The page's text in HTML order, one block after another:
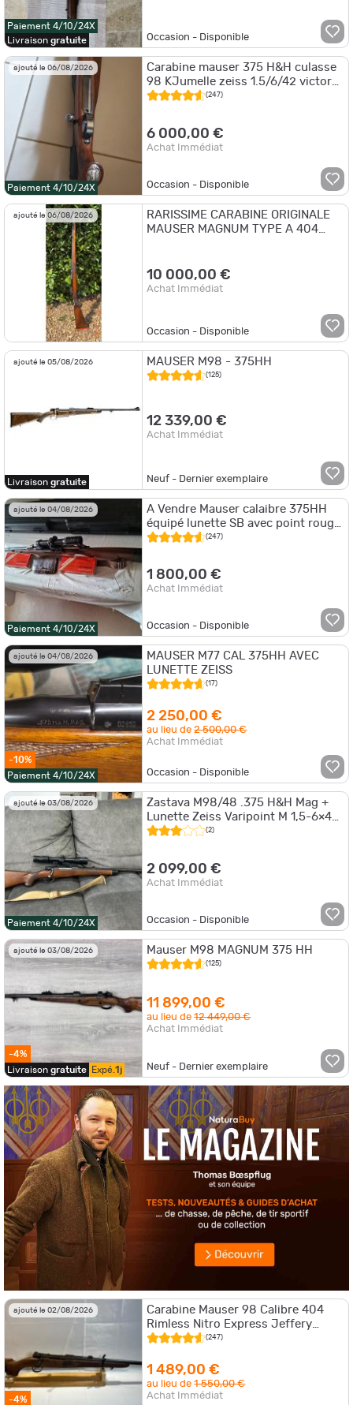
Paiement 4/10/24X
Livraison gratuite Occasion - Disponible
ajouté le 06/08/2026
Paiement 4/10/24X
Carabine mauser 375 H&H culasse
98 KJumelle zeiss 1.5/6/42 victory
varipoint :6000,0€
(247)
6 000,00 €
Achat Immédiat
Occasion - Disponible
ajouté le 06/08/2026
RARISSIME CARABINE ORIGINALE
MAUSER MAGNUM TYPE A 404
10 000,00 €
Achat Immédiat
Occasion - Disponible
ajouté le 05/08/2026
Livraison gratuite
MAUSER M98 - 375HH
(125)
12 339,00 €
Achat Immédiat
Neuf - Dernier exemplaire
ajouté le 04/08/2026
Paiement 4/10/24X
A Vendre Mauser calaibre 375HH
équipé lunette SB avec point rouge
plus munitions et cartouchière
(247)
1 800,00 €
Achat Immédiat
Occasion - Disponible
ajouté le 04/08/2026
-10%
Paiement 4/10/24X
MAUSER M77 CAL 375HH AVEC
LUNETTE ZEISS
(17)
2 250,00 €
au lieu de2 500,00 €
Achat Immédiat
Occasion - Disponible
ajouté le 03/08/2026
Paiement 4/10/24X
Zastava M98/48 .375 H&H Mag +
Lunette Zeiss Varipoint M 1,5-6×42
T - Ensemble Grand Gibier
(2)
2 099,00 €
Achat Immédiat
Occasion - Disponible
ajouté le 03/08/2026
-4%
Livraison gratuite Expé. 1j
Mauser M98 MAGNUM 375 HH
(125)
11 899,00 €
au lieu de12 449,00 €
Achat Immédiat
Neuf - Dernier exemplaire
ajouté le 02/08/2026
-4%
Carabine Mauser 98 Calibre 404
Rimless Nitro Express Jeffery
(10,75x73) (247)
1 489,00 €
au lieu de1 550,00 €
Achat Immédiat